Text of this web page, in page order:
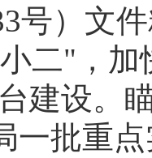
号）文
二"，
建设。
一批重